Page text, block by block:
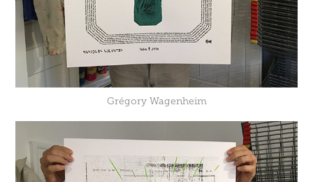
Grégory Wagenheim